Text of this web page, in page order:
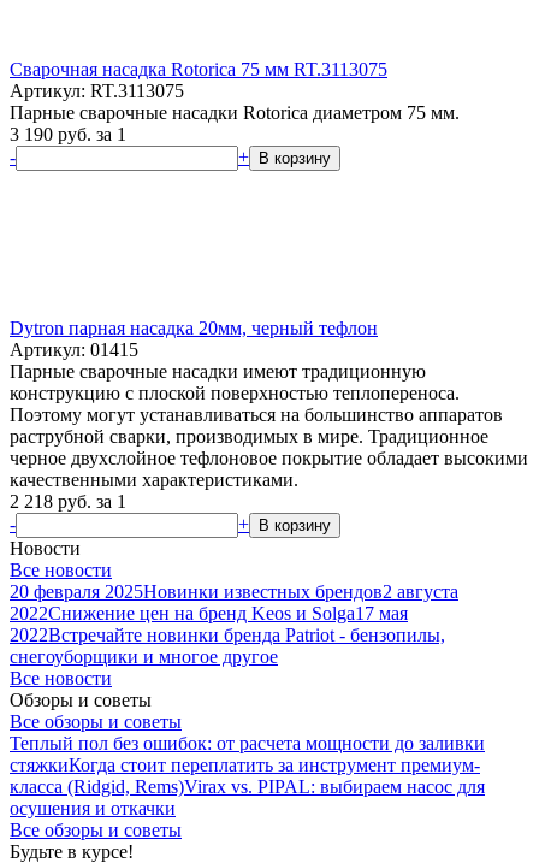
Сварочная насадка Rotorica 75 мм RT.3113075
Артикул: RT.3113075
Парные сварочные насадки Rotorica диаметром 75 мм.
3 190 руб. за 1
-
+ В корзину
Dytron парная насадка 20мм, черный тефлон
Артикул: 01415
Парные сварочные насадки имеют традиционную
конструкцию с плоской поверхностью теплопереноса.
Поэтому могут устанавливаться на большинство аппаратов
раструбной сварки, производимых в мире. Традиционное
черное двухслойное тефлоновое покрытие обладает высокими
качественными характеристиками.
2 218 руб. за 1
-
+ В корзину
Новости
Все новости
20 февраля 2025Новинки известных брендов2 августа
2022Снижение цен на бренд Keos и Solga17 мая
2022Встречайте новинки бренда Patriot - бензопилы,
снегоуборщики и многое другое
Все новости
Обзоры и советы
Все обзоры и советы
Теплый пол без ошибок: от расчета мощности до заливки
стяжкиКогда стоит переплатить за инструмент премиум-
класса (Ridgid, Rems)Virax vs. PIPAL: выбираем насос для
осушения и откачки
Все обзоры и советы
Будьте в курсе!